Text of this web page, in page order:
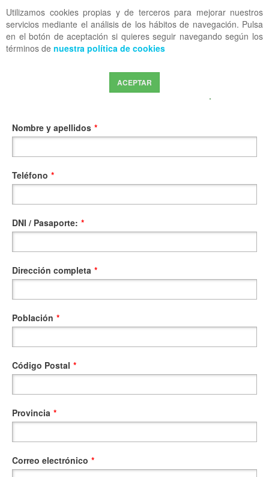
Utilizamos cookies propias y de terceros para mejorar nuestros
servicios mediante el análisis de los hábitos de navegación. Pulsa
en el botón de aceptación si quieres seguir navegando según los
términos de nuestra política de cookies
ACEPTAR
OFF CANVAS
Formulario de solicitud de Alta como Amig@ del CPESRM
Nombre y apellidos *
Teléfono *
DNI / Pasaporte: *
Dirección completa *
Población *
Código Postal *
Provincia *
Correo electrónico *